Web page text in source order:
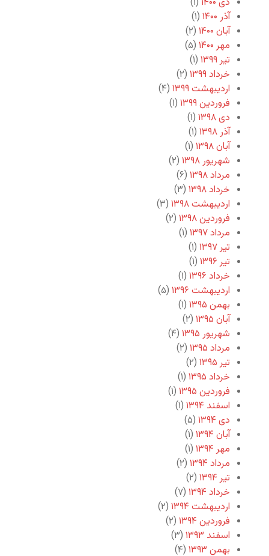
آذر ۱۴۰۰
(۱)
آبان ۱۴۰۰
(۲)
مهر ۱۴۰۰
(۵)
تیر ۱۳۹۹
(۱)
خرداد ۱۳۹۹
(۲)
اردیبهشت ۱۳۹۹
(۴)
فروردین ۱۳۹۹
(۱)
دی ۱۳۹۸
(۱)
آذر ۱۳۹۸
(۱)
آبان ۱۳۹۸
(۱)
شهریور ۱۳۹۸
(۲)
مرداد ۱۳۹۸
(۶)
خرداد ۱۳۹۸
(۳)
اردیبهشت ۱۳۹۸
(۳)
فروردین ۱۳۹۸
(۲)
مرداد ۱۳۹۷
(۱)
تیر ۱۳۹۷
(۱)
تیر ۱۳۹۶
(۱)
خرداد ۱۳۹۶
(۱)
اردیبهشت ۱۳۹۶
(۵)
بهمن ۱۳۹۵
(۱)
آبان ۱۳۹۵
(۲)
شهریور ۱۳۹۵
(۴)
مرداد ۱۳۹۵
(۲)
تیر ۱۳۹۵
(۲)
خرداد ۱۳۹۵
(۱)
فروردین ۱۳۹۵
(۱)
اسفند ۱۳۹۴
(۱)
دی ۱۳۹۴
(۵)
آبان ۱۳۹۴
(۱)
مهر ۱۳۹۴
(۱)
مرداد ۱۳۹۴
(۲)
تیر ۱۳۹۴
(۲)
خرداد ۱۳۹۴
(۷)
اردیبهشت ۱۳۹۴
(۲)
فروردین ۱۳۹۴
(۲)
اسفند ۱۳۹۳
(۳)
بهمن ۱۳۹۳
(۴)